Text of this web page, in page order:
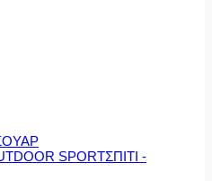
SPORTΣΠΙΤΙ -